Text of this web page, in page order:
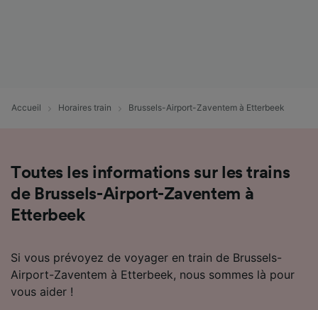
Accueil Horaires train Brussels-Airport-Zaventem à Etterbeek
Toutes les informations sur les trains
de Brussels-Airport-Zaventem à
Etterbeek
Si vous prévoyez de voyager en train de Brussels-
Airport-Zaventem à Etterbeek, nous sommes là pour
vous aider !